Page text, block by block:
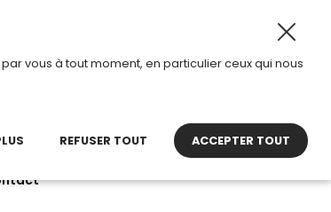
en mode été. Horaires d’ouverture : 8h30
vous à tout moment, en particulier ceux qui nous
REFUSER TOUT ACCEPTER TOUT